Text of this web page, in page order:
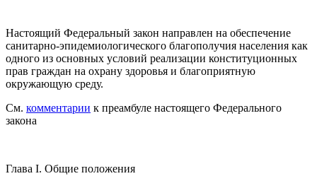
Настоящий Федеральный закон направлен на обеспечение
санитарно-эпидемиологического благополучия населения как
одного из основных условий реализации конституционных
прав граждан на охрану здоровья и благоприятную
окружающую среду.
См. комментарии к преамбуле настоящего Федерального
закона
Глава I. Общие положения